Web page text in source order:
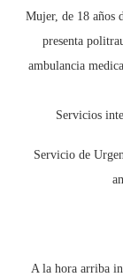
Mujer, de 18 años
presenta
ambulancia
Servicios
Servicio de
A la hora arriba